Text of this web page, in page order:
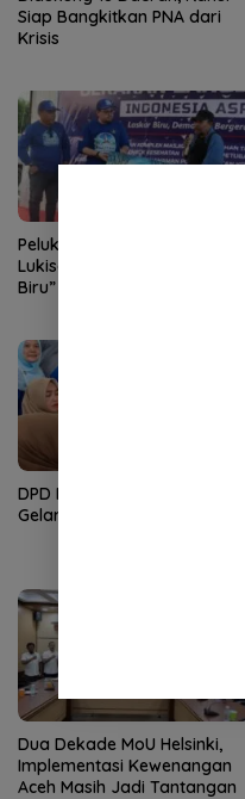
Siap Bangkitkan PNA dari
Krisis
Pelukis Salaudin Serahkan
Lukisan “Gerakan Langit
Biru” kepada Rian Syaf
DPD Partai Demokrat Aceh
Gelar Donor Darah
Dua Dekade MoU Helsinki,
Implementasi Kewenangan
Aceh Masih Jadi Tantangan